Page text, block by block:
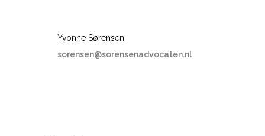
Yvonne Sørensen
sorensen@sorensenadvocaten.nl